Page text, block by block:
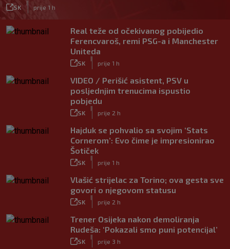
SK prije 1 h
Real teže od očekivanog pobijedio
Ferencvaroš, remi PSG-a i Manchester
Uniteda
SK prije 1 h
VIDEO / Perišić asistent, PSV u
posljednjim trenucima ispustio
pobjedu
SK prije 2 h
Hajduk se pohvalio sa svojim ‘Stats
Cornerom’: Evo čime je impresionirao
Šotiček
SK prije 1 h
Vlašić strijelac za Torino; ova gesta sve
govori o njegovom statusu
SK prije 2 h
Trener Osijeka nakon demoliranja
Rudeša: ‘Pokazali smo puni potencijal’
SK prije 3 h